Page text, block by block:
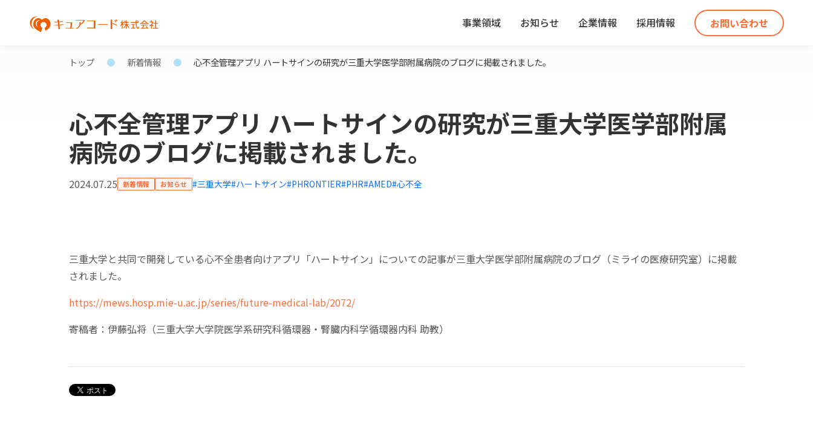
事業領域 お知らせ 企業情報 採用情報 お問い合わせ
トップ 新着情報 心不全管理アプリ ハートサインの研究が三重大学医学部附属病院のブログに掲載されました。
心不全管理アプリ ハートサインの研究が三重大学医学部附属
病院のブログに掲載されました。
2024.07.25 新着情報 お知らせ #三重大学#ハートサイン#PHRONTIER#PHR#AMED#心不全
三重大学と共同で開発している心不全患者向けアプリ「ハートサイン」についての記事が三重大学医学部附属病院のブログ（ミライの医療研究室）に掲載
されました。
https://mews.hosp.mie-u.ac.jp/series/future-medical-lab/2072/
寄稿者：伊藤弘将（三重大学大学院医学系研究科循環器・腎臓内科学循環器内科 助教）